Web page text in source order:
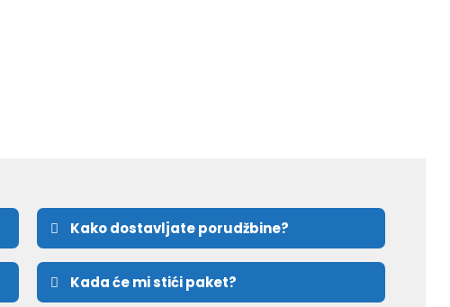
Kako dostavljate porudžbine?
Kada će mi stići paket?